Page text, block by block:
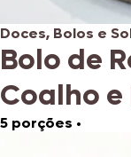
Doces, Bolos e
Bolo de
Coalho e
5 porções •